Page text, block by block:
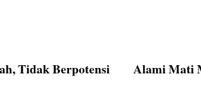
Tidak Berpotensi
Alami Mati